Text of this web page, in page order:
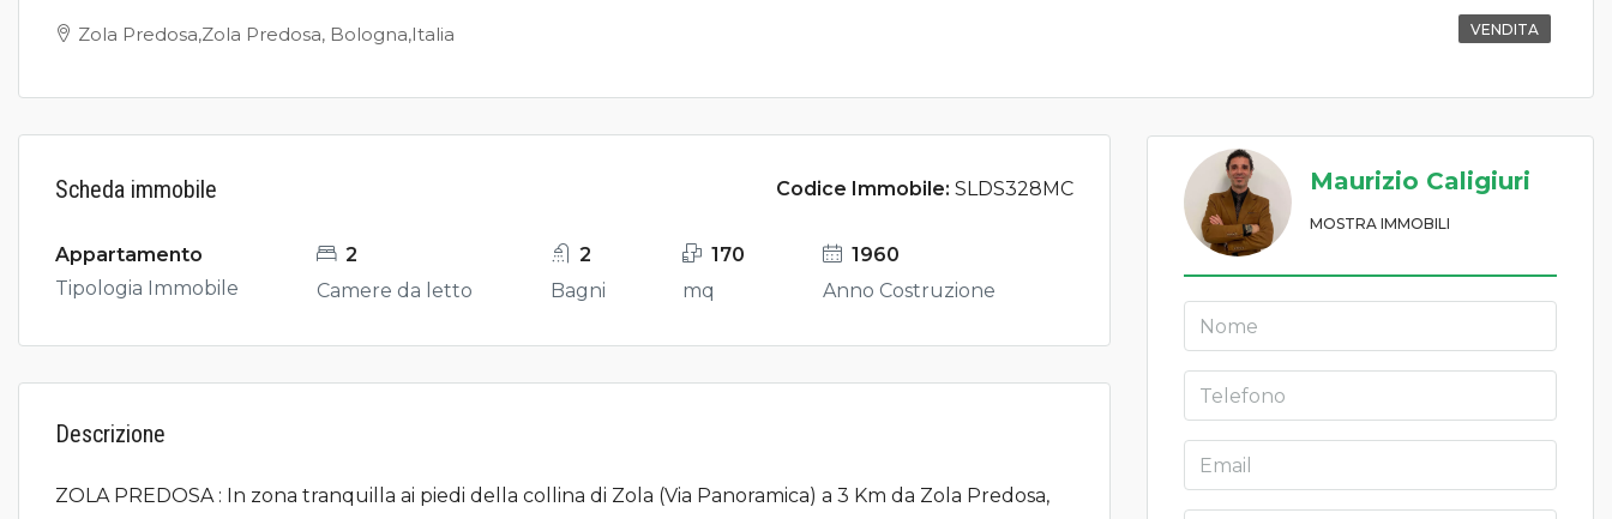
Zola Predosa,Zola Predosa, Bologna,Italia VENDITA
Scheda immobile Codice Immobile: SLDS328MC
Appartamento
Tipologia Immobile
2
Camere da letto
2
Bagni
170
mq
1960
Anno Costruzione
Descrizione
ZOLA PREDOSA : In zona tranquilla ai piedi della collina di Zola (Via Panoramica) a 3 Km da Zola Predosa,
Maurizio Caligiuri
MOSTRA IMMOBILI